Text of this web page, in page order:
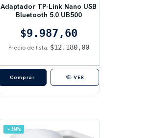
Adaptador TP-Link Nano USB
Bluetooth 5.0 UB500
$9.987,60
Precio de lista: $12.180,00
VER
39%